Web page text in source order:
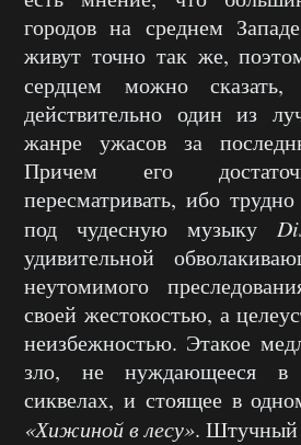
городов на среднем
живут точно так же,
сердцем можно
действительно один из
жанре ужасов за
Причем его
пересматривать, ибо
под чудесную музыку
удивительной
неутомимого
своей жестокостью, а
неизбежностью. Этакое
зло, не нуждающееся в
сиквелах, и стоящее в
«Хижиной в лесу». Штучный